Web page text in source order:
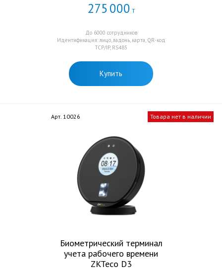
275 000 Т
До 6000 сотрудников
Идентификация: лицо, ладонь, карта, QR-код
TCP/IP, RS485
Купить
Арт. 10026 Товара нет в наличии
Биометрический терминал
учета рабочего времени
ZKTeco D3